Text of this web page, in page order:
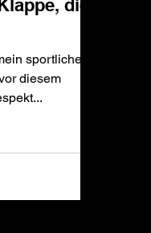
die
sportliches
diesem